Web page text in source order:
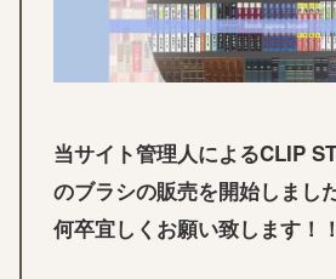
当サイト管理人によるCLIP
のブラシの販売を開始しまし
何卒宜しくお願い致します！！